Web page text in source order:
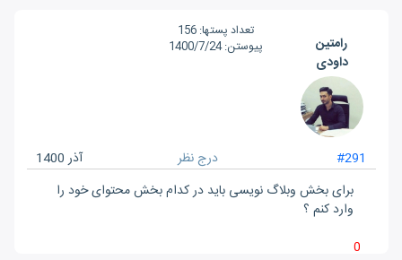
رامتین
داودی
تعداد پست‎ها:
156
پیوستن: 1400/7/24
#291 درج نظر
آذر 1400
برای بخش وبلاگ نویسی باید در کدام بخش محتوای خود را
وارد کنم ؟
0